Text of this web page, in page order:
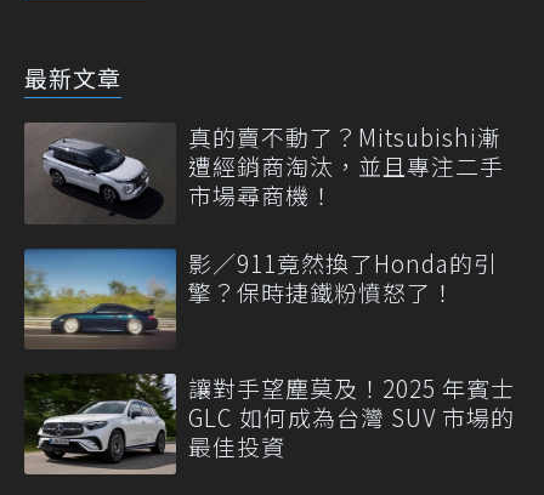
最新文章
真的賣不動了？Mitsubishi漸
遭經銷商淘汰，並且專注二手
市場尋商機！
影／911竟然換了Honda的引
擎？保時捷鐵粉憤怒了！
讓對手望塵莫及！2025 年賓士
GLC 如何成為台灣 SUV 市場的
最佳投資